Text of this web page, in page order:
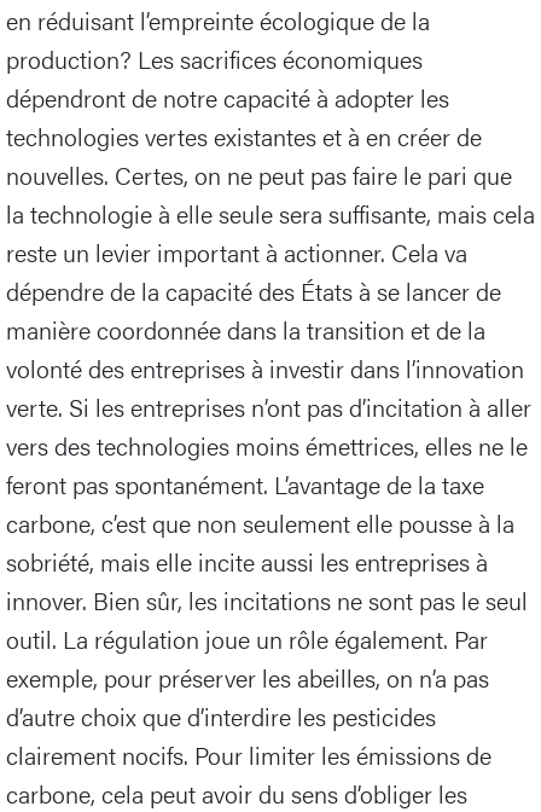
en réduisant l’empreinte écologique de la
production? Les sacrifices économiques
dépendront de notre capacité à adopter les
technologies vertes existantes et à en créer de
nouvelles. Certes, on ne peut pas faire le pari que
la technologie à elle seule sera suffisante, mais cela
reste un levier important à actionner. Cela va
dépendre de la capacité des États à se lancer de
manière coordonnée dans la transition et de la
volonté des entreprises à investir dans l’innovation
verte. Si les entreprises n’ont pas d’incitation à aller
vers des technologies moins émettrices, elles ne le
feront pas spontanément. L’avantage de la taxe
carbone, c’est que non seulement elle pousse à la
sobriété, mais elle incite aussi les entreprises à
innover. Bien sûr, les incitations ne sont pas le seul
outil. La régulation joue un rôle également. Par
exemple, pour préserver les abeilles, on n’a pas
d’autre choix que d’interdire les pesticides
clairement nocifs. Pour limiter les émissions de
carbone, cela peut avoir du sens d’obliger les